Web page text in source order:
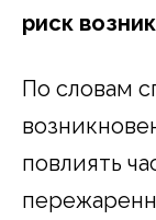
риск
По словам
повлиять